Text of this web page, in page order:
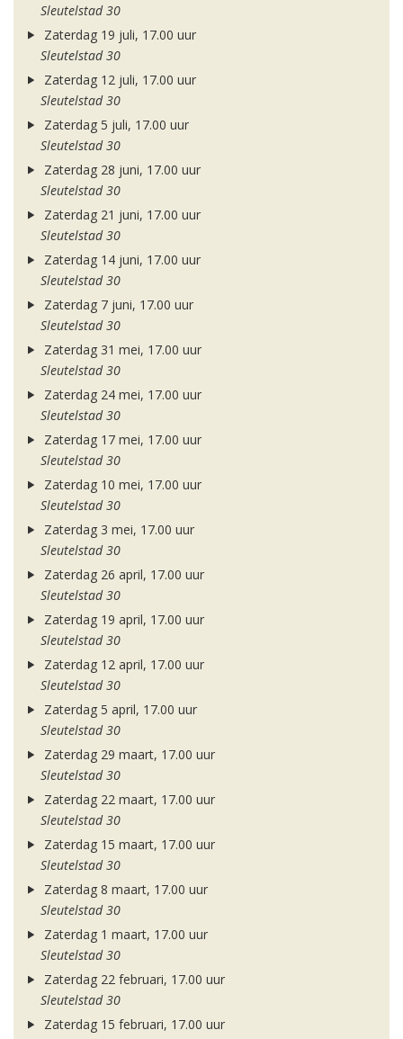
Sleutelstad 30
Zaterdag 19 juli, 17.00 uur
Sleutelstad 30
Zaterdag 12 juli, 17.00 uur
Sleutelstad 30
Zaterdag 5 juli, 17.00 uur
Sleutelstad 30
Zaterdag 28 juni, 17.00 uur
Sleutelstad 30
Zaterdag 21 juni, 17.00 uur
Sleutelstad 30
Zaterdag 14 juni, 17.00 uur
Sleutelstad 30
Zaterdag 7 juni, 17.00 uur
Sleutelstad 30
Zaterdag 31 mei, 17.00 uur
Sleutelstad 30
Zaterdag 24 mei, 17.00 uur
Sleutelstad 30
Zaterdag 17 mei, 17.00 uur
Sleutelstad 30
Zaterdag 10 mei, 17.00 uur
Sleutelstad 30
Zaterdag 3 mei, 17.00 uur
Sleutelstad 30
Zaterdag 26 april, 17.00 uur
Sleutelstad 30
Zaterdag 19 april, 17.00 uur
Sleutelstad 30
Zaterdag 12 april, 17.00 uur
Sleutelstad 30
Zaterdag 5 april, 17.00 uur
Sleutelstad 30
Zaterdag 29 maart, 17.00 uur
Sleutelstad 30
Zaterdag 22 maart, 17.00 uur
Sleutelstad 30
Zaterdag 15 maart, 17.00 uur
Sleutelstad 30
Zaterdag 8 maart, 17.00 uur
Sleutelstad 30
Zaterdag 1 maart, 17.00 uur
Sleutelstad 30
Zaterdag 22 februari, 17.00 uur
Sleutelstad 30
Zaterdag 15 februari, 17.00 uur